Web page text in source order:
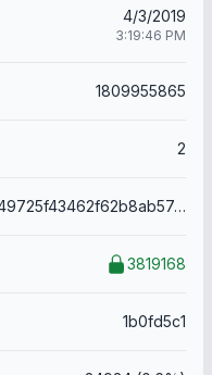
4/3/2019
3:19:46 PM
1809955865
2
37249725f43462f62b8ab57a828d8021d584d8674cefd8ae01c8943752288167
3819168
1b0fd5c1